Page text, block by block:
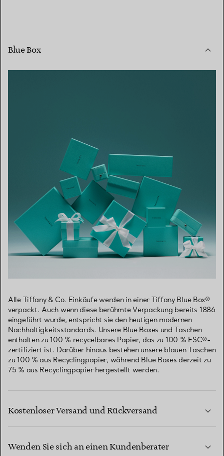
Blue Box
Alle Tiffany & Co. Einkäufe werden in einer Tiffany Blue Box®
verpackt. Auch wenn diese berühmte Verpackung bereits 1886
eingeführt wurde, entspricht sie den heutigen modernen
Nachhaltigkeitsstandards. Unsere Blue Boxes und Taschen
enthalten zu 100 % recycelbares Papier, das zu 100 % FSC®-
zertifiziert ist. Darüber hinaus bestehen unsere blauen Taschen
zu 100 % aus Recyclingpapier, während Blue Boxes derzeit zu
75 % aus Recyclingpapier hergestellt werden.
Kostenloser Versand und Rückversand
Wenden Sie sich an einen Kundenberater